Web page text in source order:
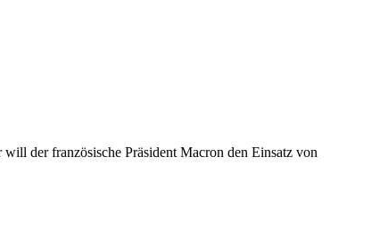
der französische Präsident Macron den Einsatz von